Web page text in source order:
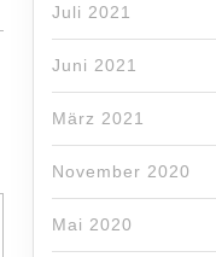
Juli 2021
Juni 2021
März 2021
November 2020
Mai 2020